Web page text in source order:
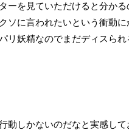
ーを見ていただけると分か
ソに言われたいという衝動
リ妖精なのでまだディスられ
動しかないのだなと実感して